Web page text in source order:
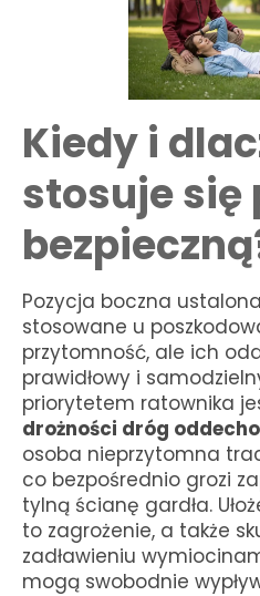
Kiedy i
stosuje się
Pozycja boczna
stosowane u
przytomność, ale ich
prawidłowy i
priorytetem ratownika
drożności dróg
osoba nieprzytomna
co bezpośrednio grozi
tylną ścianę gardła.
to zagrożenie, a także
zadławieniu
mogą swobodnie